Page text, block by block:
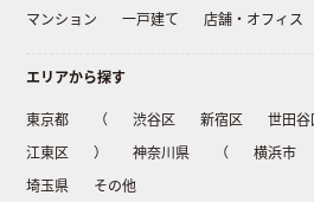
マンション
一戸建て 店舗・オフィス
エリアから探す
東京都 （ 渋谷区 新宿区 世田谷
江東区
） 神奈川県 （ 横浜市
埼玉県
その他